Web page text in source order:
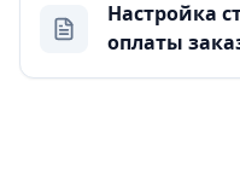
Настройка
оплаты